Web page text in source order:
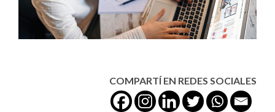
COMPARTÍ EN REDES SOCIALES